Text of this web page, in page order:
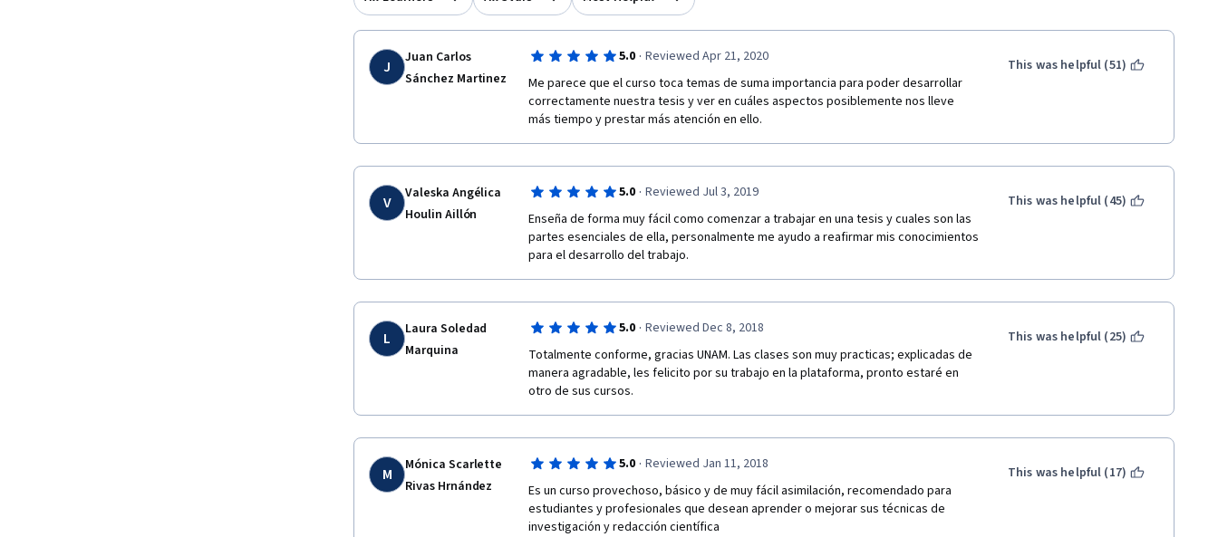
J
Juan Carlos
Sánchez Martinez
5.0 · Reviewed Apr 21, 2020
Me parece que el curso toca temas de suma importancia para poder desarrollar
correctamente nuestra tesis y ver en cuáles aspectos posiblemente nos lleve
más tiempo y prestar más atención en ello.
This was helpful (51)
V
Valeska Angélica
Houlin Aillón
5.0 · Reviewed Jul 3, 2019
Enseña de forma muy fácil como comenzar a trabajar en una tesis y cuales son las
partes esenciales de ella, personalmente me ayudo a reafirmar mis conocimientos
para el desarrollo del trabajo.
This was helpful (45)
L
Laura Soledad
Marquina
5.0 · Reviewed Dec 8, 2018
Totalmente conforme, gracias UNAM. Las clases son muy practicas; explicadas de
manera agradable, les felicito por su trabajo en la plataforma, pronto estaré en
otro de sus cursos.
This was helpful (25)
M
Mónica Scarlette
Rivas Hrnández
5.0 · Reviewed Jan 11, 2018
Es un curso provechoso, básico y de muy fácil asimilación, recomendado para
estudiantes y profesionales que desean aprender o mejorar sus técnicas de
investigación y redacción científica
This was helpful (17)